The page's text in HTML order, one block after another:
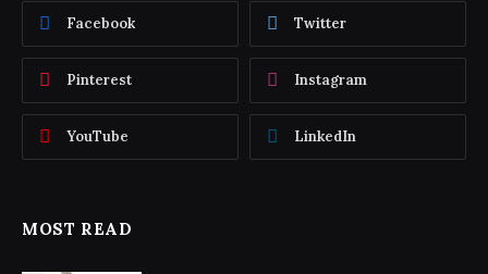
Facebook Twitter
Pinterest Instagram
YouTube LinkedIn
MOST READ